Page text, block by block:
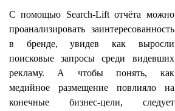
С помощью Search-Lift отчёта можно
проанализировать заинтересованность
в бренде, увидев как выросли
поисковые запросы среди видевших
рекламу. А чтобы понять, как
медийное размещение повлияло на
конечные бизнес-цели, следует